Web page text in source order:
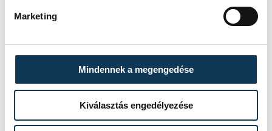
Marketing
Mindennek a megengedése
Kiválasztás engedélyezése